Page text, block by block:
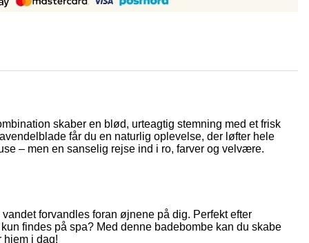
skaber en blød, urteagtig stemning med et frisk
får du en naturlig oplevelse, der løfter hele
– men en sanselig rejse ind i ro, farver og velvære.
forvandles foran øjnene på dig. Perfekt efter
findes på spa? Med denne badebombe kan du skabe
hjem i dag!